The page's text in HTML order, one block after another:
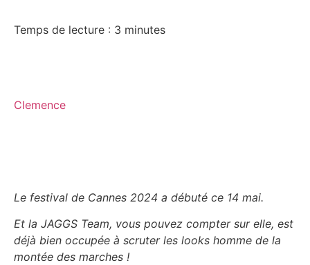
Clemence
Temps de lecture : 3 minutes
Le festival de Cannes 2024 a débuté ce 14 mai.
Et la JAGGS Team, vous pouvez compter sur elle, est
déjà bien occupée à scruter les looks homme de la
montée des marches !